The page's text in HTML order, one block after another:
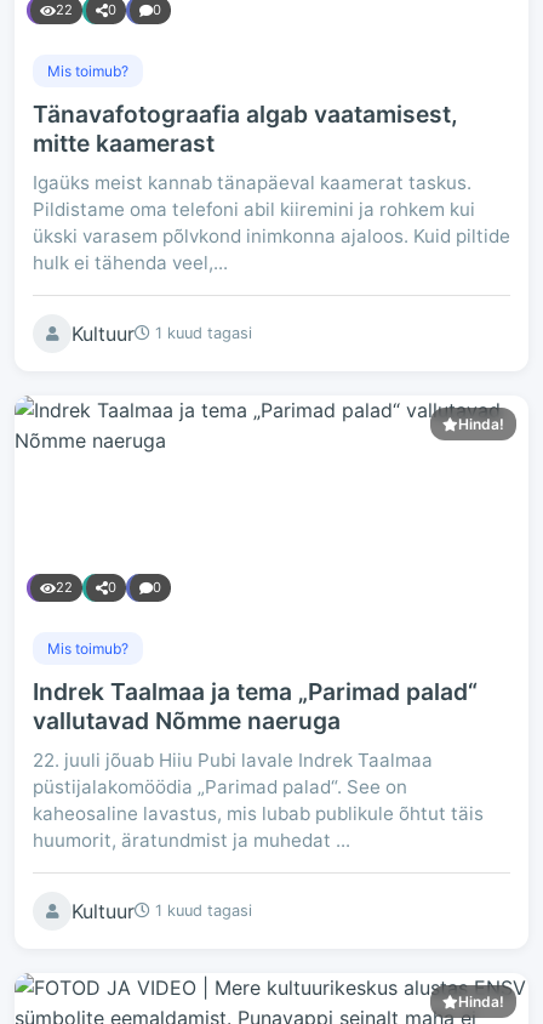
22 0 0
Mis toimub?
Tänavafotograafia algab vaatamisest,
mitte kaamerast
Igaüks meist kannab tänapäeval kaamerat taskus.
Pildistame oma telefoni abil kiiremini ja rohkem kui
ükski varasem põlvkond inimkonna ajaloos. Kuid piltide
hulk ei tähenda veel,...
Kultuur 1 kuud tagasi
Hinda!
22 0 0
Mis toimub?
Indrek Taalmaa ja tema „Parimad palad“
vallutavad Nõmme naeruga
22. juuli jõuab Hiiu Pubi lavale Indrek Taalmaa
püstijalakomöödia „Parimad palad“. See on
kaheosaline lavastus, mis lubab publikule õhtut täis
huumorit, äratundmist ja muhedat ...
Kultuur 1 kuud tagasi
Hinda!